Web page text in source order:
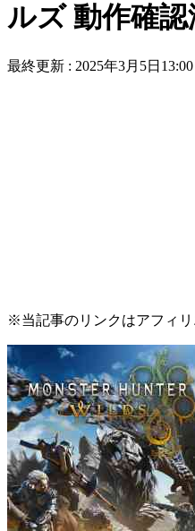
ルズ 動作確
最終更新 : 2025年3月5日13:00
※当記事のリンクはアフィリ